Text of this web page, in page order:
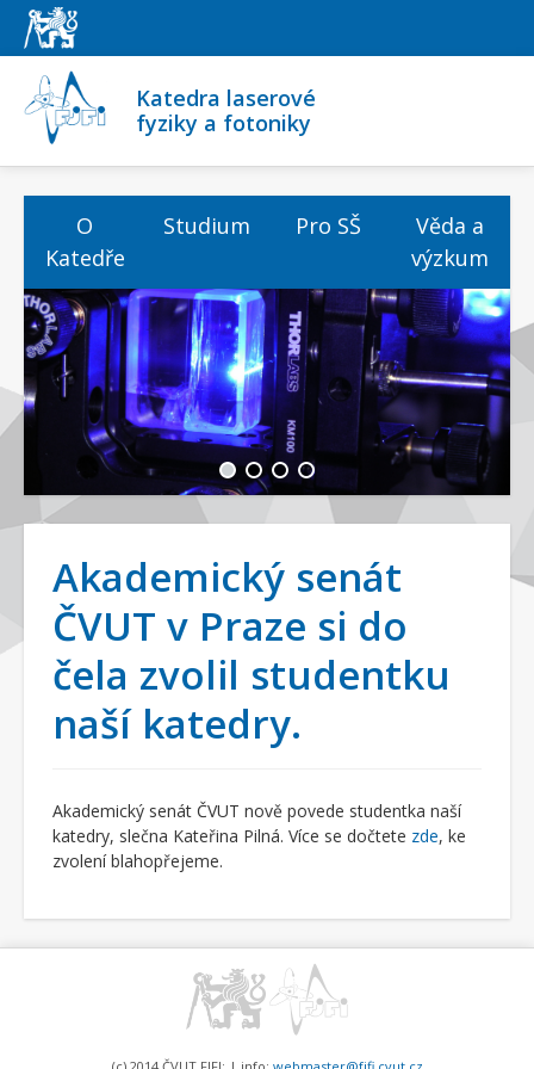
Katedra laserové
fyziky a fotoniky
Vyhledávání...
O
Katedře
Studium Pro SŠ
Věda a
výzkum
Akademický senát
ČVUT v Praze si do
čela zvolil studentku
naší katedry.
Akademický senát ČVUT nově povede studentka naší
katedry, slečna Kateřina Pilná. Více se dočtete zde, ke
zvolení blahopřejeme.